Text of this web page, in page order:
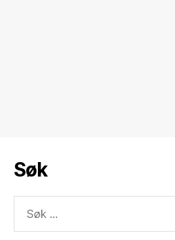
Søk
etter: